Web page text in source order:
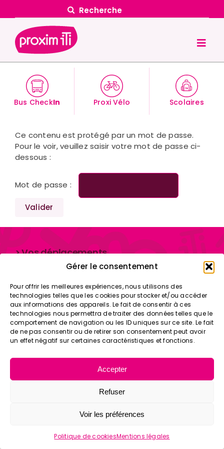
Gérer le consentement
Pour offrir les meilleures expériences, nous utilisons des
technologies telles que les cookies pour stocker et/ou accéder
aux informations des appareils. Le fait de consentir à ces
technologies nous permettra de traiter des données telles que le
comportement de navigation ou les ID uniques sur ce site. Le fait
de ne pas consentir ou de retirer son consentement peut avoir
un effet négatif sur certaines caractéristiques et fonctions.
Accepter
Refuser
Voir les préférences
Politique de cookiesMentions légales
to
content
Search
for:
Accueil
Vos déplacements
Tarifs & Abonnements
Actualités
Nos agences
Bus CheckIn Proxi Vélo Scolaires
Ce contenu est protégé par un mot de passe.
Pour le voir, veuillez saisir votre mot de passe ci-
dessous :
Mot de passe :
>Vos déplacements
> Tarifs & Abonnements
> Nos solutions
> Notre organisation
> Nos agences
© Proxim iTi • Réseau mobilité Arve et Salève, Faucigny
Glières, le Pays Rochois et les Quatre Rivières •